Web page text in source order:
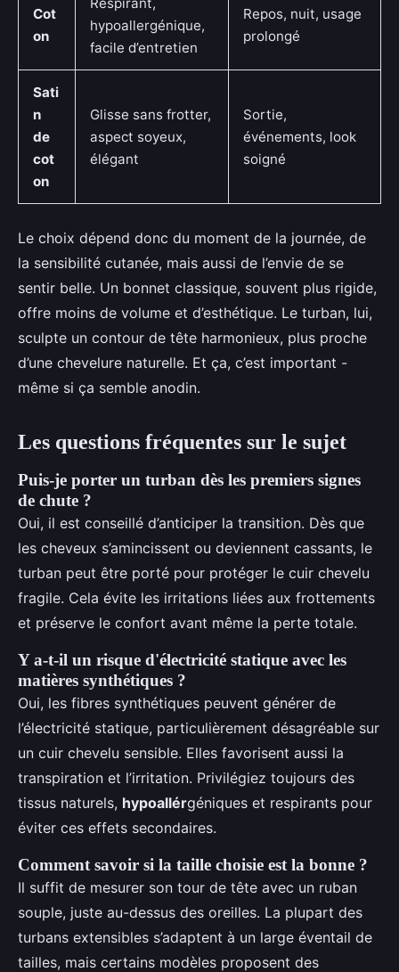
Cot
on
hypoallergénique,
facile d’entretien
Repos, nuit, usage
prolongé
Sati
n
de
cot
on
Glisse sans frotter,
aspect soyeux,
élégant
Sortie,
événements, look
soigné
Le choix dépend donc du moment de la journée, de
la sensibilité cutanée, mais aussi de l’envie de se
sentir belle. Un bonnet classique, souvent plus rigide,
offre moins de volume et d’esthétique. Le turban, lui,
sculpte un contour de tête harmonieux, plus proche
d’une chevelure naturelle. Et ça, c’est important -
même si ça semble anodin.
Les questions fréquentes sur le sujet
Puis-je porter un turban dès les premiers signes
de chute ?
Oui, il est conseillé d’anticiper la transition. Dès que
les cheveux s’amincissent ou deviennent cassants, le
turban peut être porté pour protéger le cuir chevelu
fragile. Cela évite les irritations liées aux frottements
et préserve le confort avant même la perte totale.
Y a-t-il un risque d'électricité statique avec les
matières synthétiques ?
Oui, les fibres synthétiques peuvent générer de
l’électricité statique, particulièrement désagréable sur
un cuir chevelu sensible. Elles favorisent aussi la
transpiration et l’irritation. Privilégiez toujours des
tissus naturels, hypoallérgéniques et respirants pour
éviter ces effets secondaires.
Comment savoir si la taille choisie est la bonne ?
Il suffit de mesurer son tour de tête avec un ruban
souple, juste au-dessus des oreilles. La plupart des
turbans extensibles s’adaptent à un large éventail de
tailles, mais certains modèles proposent des